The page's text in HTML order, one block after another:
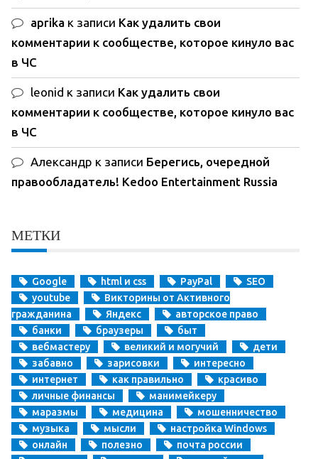
aprika к записи Как удалить свои
комментарии к сообществе, которое кинуло вас
в ЧС
leonid к записи Как удалить свои
комментарии к сообществе, которое кинуло вас
в ЧС
Александр к записи Берегись, очередной
правообладатель! Kedoo Entertainment Russia
МЕТКИ
Google html и css PayPal
SEO
youtube
Викторины от Активного
гражданина
Яндекс
авторское право
банки
браузеры
быт
вебмастеру
великий и могучий
дети
забавно
зарисовки
интересно
интернет
как правильно
красиво
личные финансы
манимейкеру
маразмы
медицина
мошенничество
музыка
мысли
настройка Windows
онлайн
полезно
почта россии